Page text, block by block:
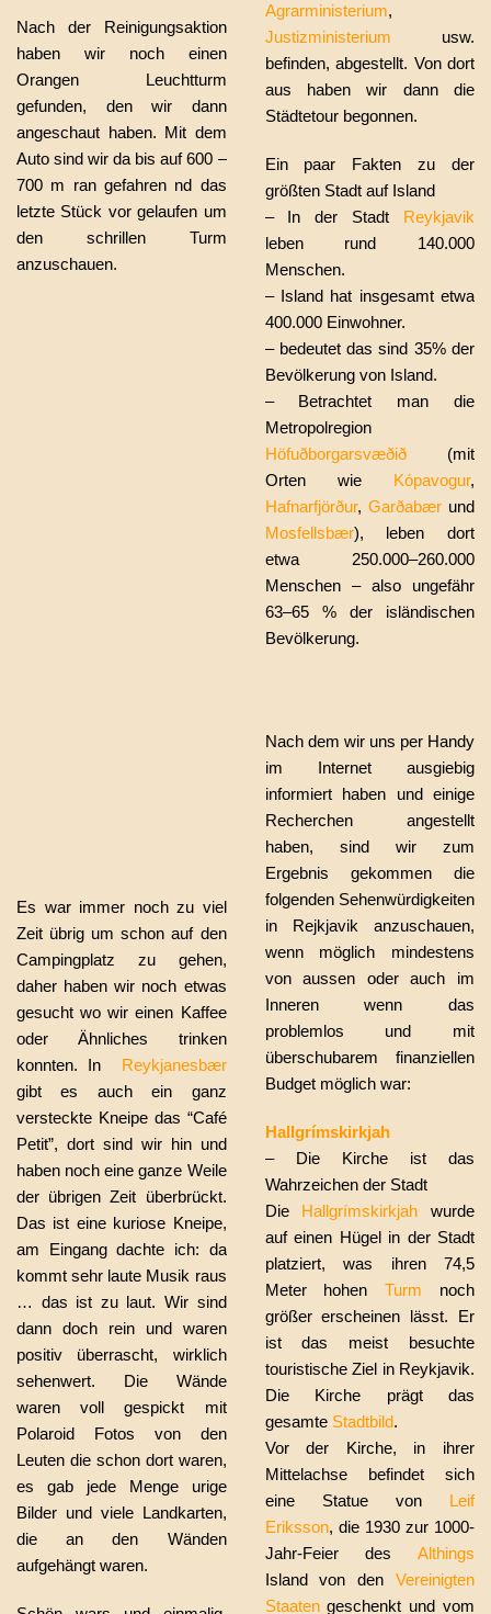
Nach der Reinigungsaktion
haben wir noch einen
Orangen Leuchtturm
gefunden, den wir dann
angeschaut haben. Mit dem
Auto sind wir da bis auf 600 –
700 m ran gefahren nd das
letzte Stück vor gelaufen um
den schrillen Turm
anzuschauen.
Es war immer noch zu viel
Zeit übrig um schon auf den
Campingplatz zu gehen,
daher haben wir noch etwas
gesucht wo wir einen Kaffee
oder Ähnliches trinken
konnten. In Reykjanesbær
gibt es auch ein ganz
versteckte Kneipe das “Café
Petit”, dort sind wir hin und
haben noch eine ganze Weile
der übrigen Zeit überbrückt.
Das ist eine kuriose Kneipe,
am Eingang dachte ich: da
kommt sehr laute Musik raus
… das ist zu laut. Wir sind
dann doch rein und waren
positiv überrascht, wirklich
sehenwert. Die Wände
waren voll gespickt mit
Polaroid Fotos von den
Leuten die schon dort waren,
es gab jede Menge urige
Bilder und viele Landkarten,
die an den Wänden
aufgehängt waren.
Agrarministerium,
Justizministerium usw.
befinden, abgestellt. Von dort
aus haben wir dann die
Städtetour begonnen.
Ein paar Fakten zu der
größten Stadt auf Island
– In der Stadt Reykjavik
leben rund 140.000
Menschen.
– Island hat insgesamt etwa
400.000 Einwohner.
– bedeutet das sind 35% der
Bevölkerung von Island.
– Betrachtet man die
Metropolregion
Höfuðborgarsvæðið(mit
Orten wie Kópavogur,
Hafnarfjörður, Garðabær und
Mosfellsbær), leben dort
etwa 250.000–260.000
Menschen – also ungefähr
63–65 % der isländischen
Bevölkerung.
Nach dem wir uns per Handy
im Internet ausgiebig
informiert haben und einige
Recherchen angestellt
haben, sind wir zum
Ergebnis gekommen die
folgenden Sehenwürdigkeiten
in Rejkjavik anzuschauen,
wenn möglich mindestens
von aussen oder auch im
Inneren wenn das
problemlos und mit
überschubarem finanziellen
Budget möglich war:
Hallgrímskirkjah
– Die Kirche ist das
Wahrzeichen der Stadt
Die Hallgrímskirkjah
wurde
auf einen Hügel in der Stadt
platziert, was ihren 74,5
Meter hohenTurm
noch
größer erscheinen lässt. Er
ist das meist besuchte
touristische Ziel in Reykjavik.
Die Kirche prägt das
gesamte Stadtbild.
Vor der Kirche, in ihrer
Mittelachse befindet sich
eine Statue von Leif
Eriksson, die 1930 zur 1000-
Jahr-Feier des Althings
Island von den Vereinigten
Staatengeschenkt und vom